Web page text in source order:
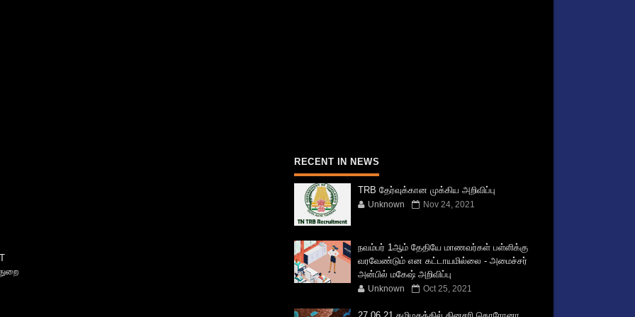
RECENT IN NEWS
TRB தேர்வுக்கான முக்கிய அறிவிப்பு
Unknown Nov 24, 2021
நவம்பர் 1ஆம் தேதியே மாணவர்கள் பள்ளிக்கு
வரவேண்டும் என கட்டாயமில்லை - அமைச்சர்
அன்பில் மகேஷ் அறிவிப்பு
Unknown Oct 25, 2021